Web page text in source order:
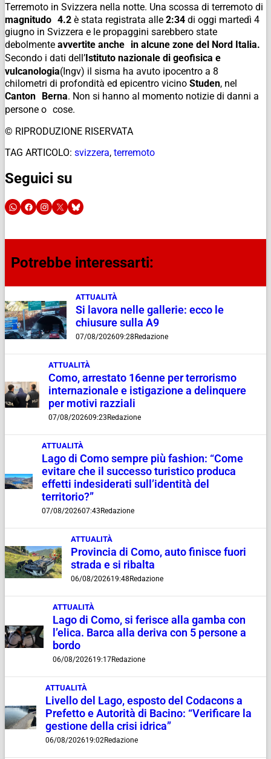
Terremoto in Svizzera nella notte. Una scossa di terremoto di
magnitudo 4.2 è stata registrata alle 2:34 di oggi martedì 4
giugno in Svizzera e le propaggini sarebbero state
debolmente avvertite anche in alcune zone del Nord Italia.
Secondo i dati dell’Istituto nazionale di geofisica e
vulcanologia(Ingv) il sisma ha avuto ipocentro a 8
chilometri di profondità ed epicentro vicino Studen, nel
Canton Berna. Non si hanno al momento notizie di danni a
persone o cose.
© RIPRODUZIONE RISERVATA
TAG ARTICOLO: svizzera, terremoto
Seguici su
Potrebbe interessarti:
ATTUALITÀ
Si lavora nelle gallerie: ecco le
chiusure sulla A9
07/08/202609:28 Redazione
ATTUALITÀ
Como, arrestato 16enne per terrorismo
internazionale e istigazione a delinquere
per motivi razziali
07/08/202609:23 Redazione
ATTUALITÀ
Lago di Como sempre più fashion: “Come
evitare che il successo turistico produca
effetti indesiderati sull’identità del
territorio?”
07/08/202607:43 Redazione
ATTUALITÀ
Provincia di Como, auto finisce fuori
strada e si ribalta
06/08/202619:48 Redazione
ATTUALITÀ
Lago di Como, si ferisce alla gamba con
l’elica. Barca alla deriva con 5 persone a
bordo
06/08/202619:17Redazione
ATTUALITÀ
Livello del Lago, esposto del Codacons a
Prefetto e Autorità di Bacino: “Verificare la
gestione della crisi idrica”
06/08/202619:02Redazione